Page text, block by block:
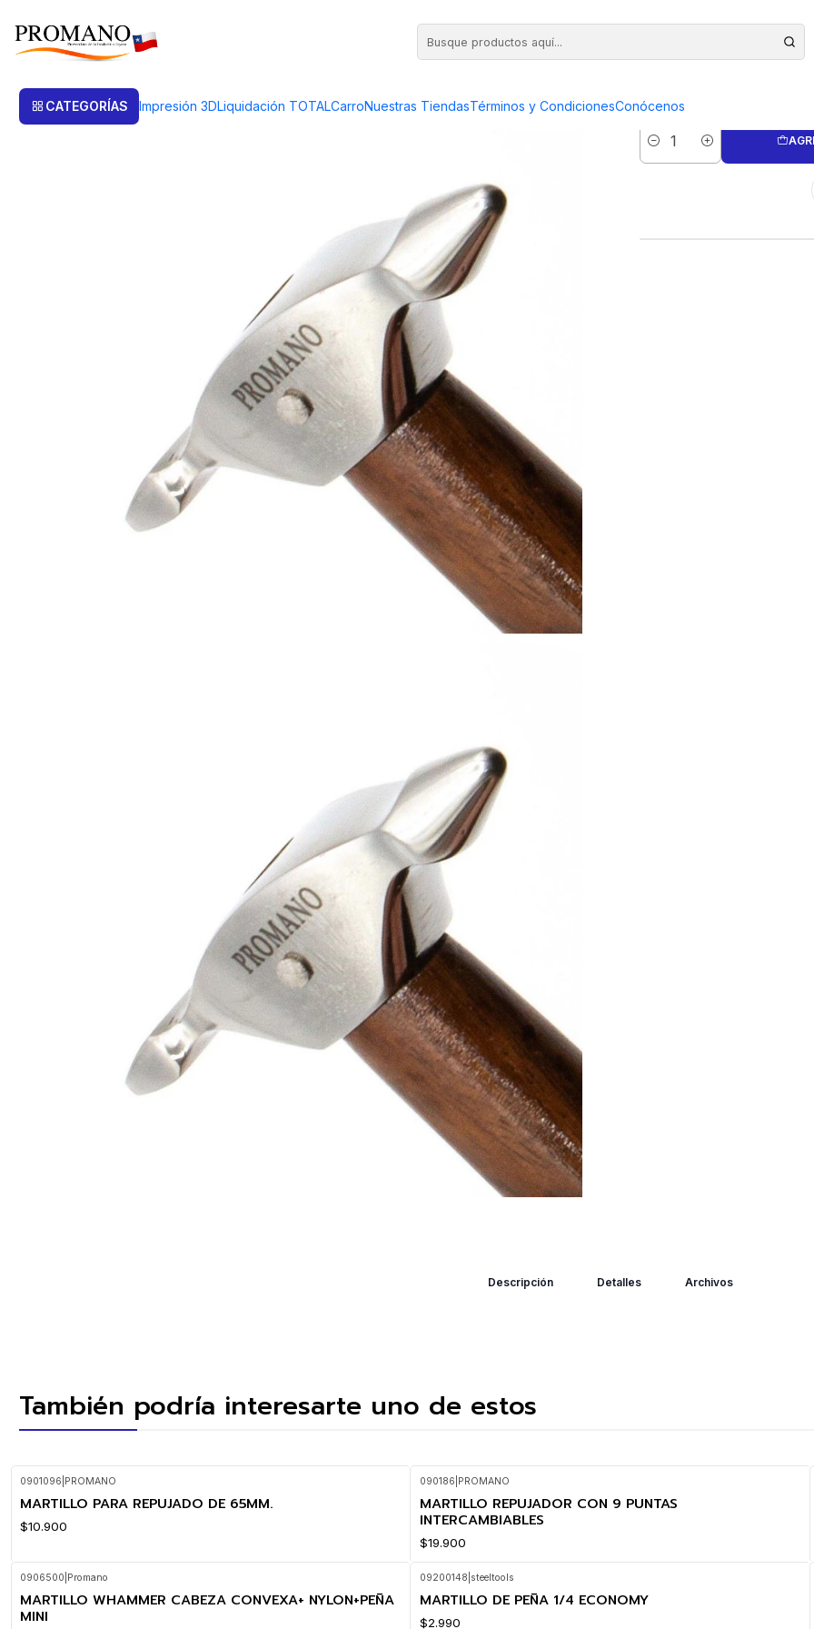
CATEGORÍAS Impresión 3DLiquidación TOTALCarroNuestras TiendasTérminos y CondicionesConócenos
Cantidad
Descripción Detalles Archivos
También podría interesarte uno de estos
0901096 PROMANO
MARTILLO PARA REPUJADO DE 65MM.
$10.900
090186 PROMANO
MARTILLO REPUJADOR CON 9 PUNTAS
INTERCAMBIABLES
$19.900
0906500 Promano
MARTILLO WHAMMER CABEZA CONVEXA+ NYLON+PEÑA
MINI
09200148 steeltools
MARTILLO DE PEÑA 1/4 ECONOMY
$2.990